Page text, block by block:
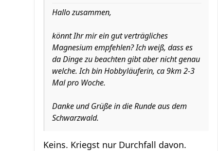
Hallo zusammen,
könnt Ihr mir ein gut verträgliches
Magnesium empfehlen? Ich weiß, dass es
da Dinge zu beachten gibt aber nicht genau
welche. Ich bin Hobbyläuferin, ca 9km 2-3
Mal pro Woche.
Danke und Grüße in die Runde aus dem
Schwarzwald.
Keins. Kriegst nur Durchfall davon.